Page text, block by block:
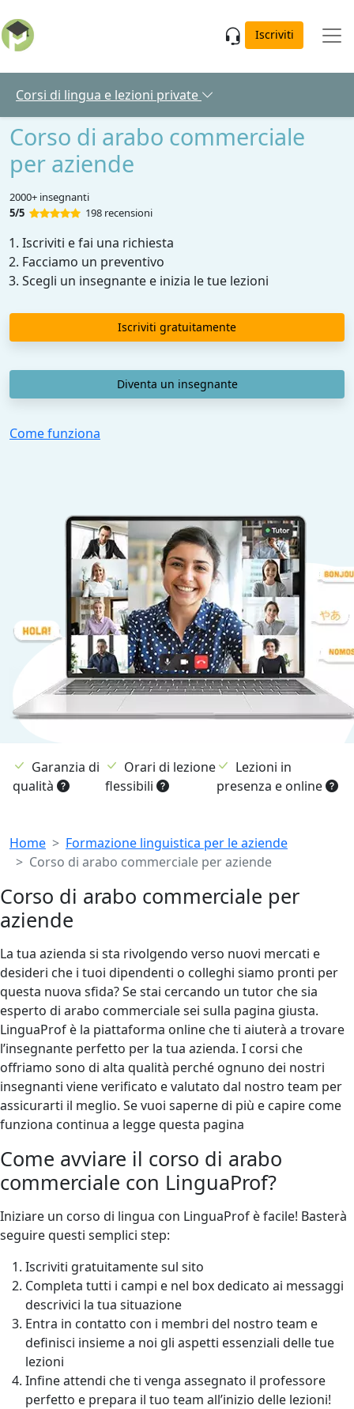
Iscriviti
Corsi di lingua e lezioni private
Corso di arabo commerciale
per aziende
2000+ insegnanti
5/5
198 recensioni
Iscriviti e fai una richiesta
Facciamo un preventivo
Scegli un insegnante e inizia le tue lezioni
Iscriviti gratuitamente
Diventa un insegnante
Come funziona
Garanzia di
qualità
Orari di lezione
flessibili
Lezioni in
presenza e online
Breadcrumb
Home
Formazione linguistica per le aziende
Corso di arabo commerciale per aziende
Corso di arabo commerciale per
aziende
La tua azienda si sta rivolgendo verso nuovi mercati e
desideri che i tuoi dipendenti o colleghi siamo pronti per
questa nuova sfida? Se stai cercando un tutor che sia
esperto di arabo commerciale sei sulla pagina giusta.
LinguaProf è la piattaforma online che ti aiuterà a trovare
l’insegnante perfetto per la tua azienda. I corsi che
offriamo sono di alta qualità perché ognuno dei nostri
insegnanti viene verificato e valutato dal nostro team per
assicurarti il meglio. Se vuoi saperne di più e capire come
funziona continua a legge questa pagina
Come avviare il corso di arabo
commerciale con LinguaProf?
Iniziare un corso di lingua con LinguaProf è facile! Basterà
seguire questi semplici step:
Iscriviti gratuitamente sul sito
Completa tutti i campi e nel box dedicato ai messaggi
descrivici la tua situazione
Entra in contatto con i membri del nostro team e
definisci insieme a noi gli aspetti essenziali delle tue
lezioni
Infine attendi che ti venga assegnato il professore
perfetto e prepara il tuo team all’inizio delle lezioni!